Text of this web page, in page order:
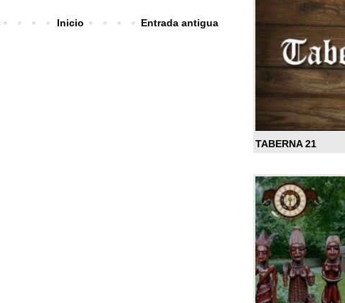
Entrada antigua
Inicio
TABERNA 21